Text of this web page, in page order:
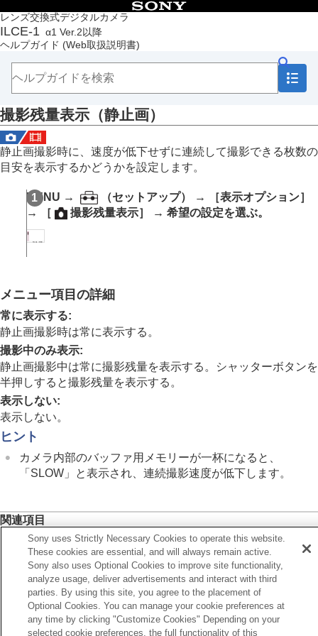
レンズ交換式デジタルカメラ
ILCE-1 α1 Ver.2以降
ヘルプガイド (Web取扱説明書)
目次
トップページ
ヘルプガイドの使いかた
本体と付属品を確認する
本機の基本操作
準備/基本的な撮影
MENU一覧から機能を探す
撮影機能を活用する
この章の目次
フォーカス（ピント）を合わせる
顔/瞳AF
画像に効果を加える
インターバル撮影機能
より高解像の静止画を撮影する
画質や記録形式を設定する
タッチ機能を使う
シャッターの設定
ズームする
手ブレを補正する
ノイズリダクション
撮影中の画面表示を設定する
グリッドライン表示（静止画/動画）
グリッドラインの種類（静止画/動画）
ライブビュー表示設定
絞りプレビュー
撮影結果プレビュー
ブライトモニタリング
記録中の強調表示
マーカー表示（静止画）
撮影残量表示 （静止画）
静止画撮影時に、速度が低下せずに連続して撮影できる枚数の
目安を表示するかどうかを設定します。
MENU → （セットアップ） →
［表示オプション］
→
［ 撮影残量表示］ → 希望の設定を選ぶ。
メニュー項目の詳細
常に表示する:
静止画撮影時は常に表示する。
撮影中のみ表示:
静止画撮影中は常に撮影残量を表示する。シャッターボタンを
半押しすると撮影残量を表示する。
表示しない:
表示しない。
ヒント
カメラ内部のバッファ用メモリーが一杯になると、
「SLOW」と表示され、連続撮影速度が低下します。
関連項目
連続撮影
トレビュー（静止画）
次へ
グリッドライン表示（静止画/動
Sony uses Strictly Necessary Cookies to operate this website.
These cookies are essential, and will always remain active.
Sony also uses Optional Cookies to improve site functionality,
analyze usage, deliver advertisements and interact with third
parties. By using this site, you agree to the placement of
Optional Cookies. You can manage your cookie preferences at
any time by clicking "Customize Cookies" Depending on your
selected cookie preferences, the full functionality of this